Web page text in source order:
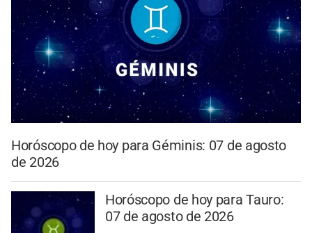
Horóscopo de hoy para Géminis: 07 de agosto
de 2026
Horóscopo de hoy para Tauro:
07 de agosto de 2026